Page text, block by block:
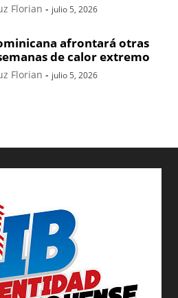
Florian - julio 5, 2026
afrontará otras
de calor extremo
Florian - julio 5, 2026